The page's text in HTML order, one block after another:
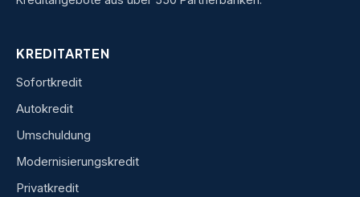
KREDITARTEN
Sofortkredit
Autokredit
Umschuldung
Modernisierungskredit
Privatkredit